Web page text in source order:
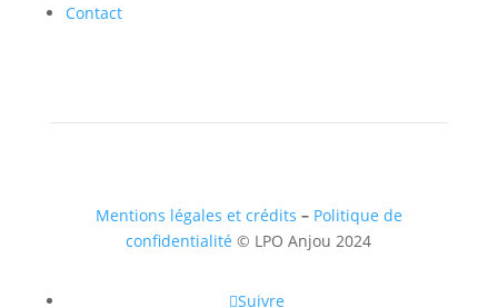
Contact
Mentions légales et crédits – Politique de
confidentialité © LPO Anjou 2024
Suivre